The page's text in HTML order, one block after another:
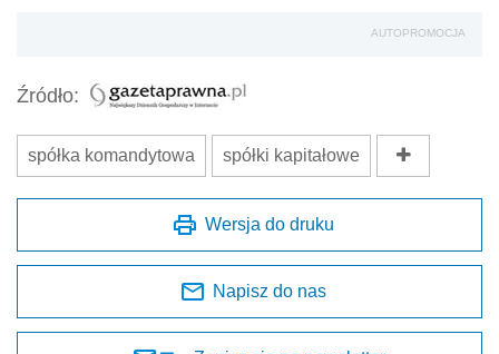
AUTOPROMOCJA
Źródło:
spółka komandytowa spółki kapitałowe
Wersja do druku
Napisz do nas